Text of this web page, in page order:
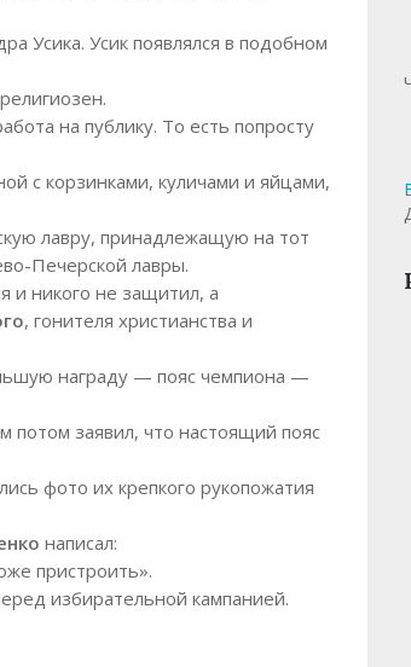
Усика. Усик появлялся в подобном
на публику. То есть попросту
с корзинками, куличами и яйцами,
лавру, принадлежащую на тот
Печерской лавры.
и никого не защитил, а
, гонителя христианства и
награду — пояс чемпиона —
потом заявил, что настоящий пояс
фото их крепкого рукопожатия
написал:
пристроить».
избирательной кампанией.